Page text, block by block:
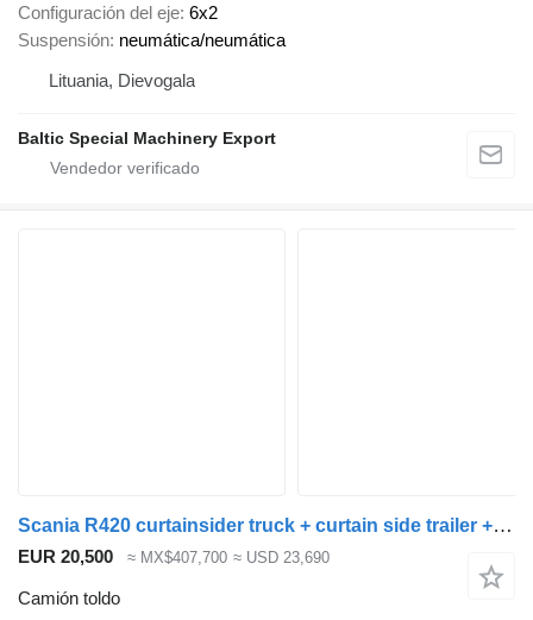
Configuración del eje 6x2
Suspensión neumática/neumática
Lituania, Dievogala
Baltic Special Machinery Export
Scania R420 curtainsider truck + curtain side trailer + remolque toldo
EUR 20,500 ≈ MX$407,700 ≈ USD 23,690
Camión toldo